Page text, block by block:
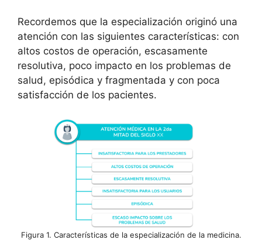
Recordemos que la especialización originó una
atención con las siguientes características: con
altos costos de operación, escasamente
resolutiva, poco impacto en los problemas de
salud, episódica y fragmentada y con poca
satisfacción de los pacientes.
Figura 1. Características de la especialización de la medicina.